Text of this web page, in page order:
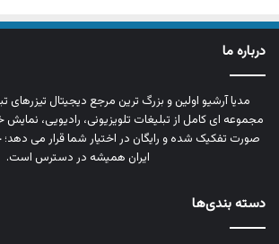
درباره ما
مدیا آرشیو اولین و بزرگ‌ ترین مرجع دیجیتال تیزرهای
مجموعه‌ ای کامل از تبلیغات تلویزیونی، رادیویی، نمایش
صورت تفکیک‌ شده و رایگان در اختیار شما قرار می‌ دهد؛
ایران همیشه در دسترس است.
دسته بندی‌ها